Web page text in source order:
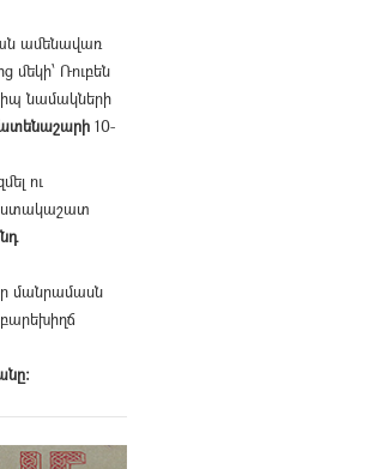
ամենավառ
մեկի՝ Ռուբեն
նամակների
10-
ու
մանրամասն